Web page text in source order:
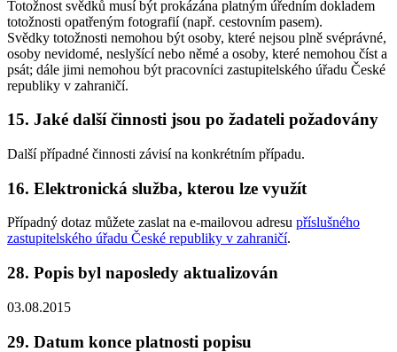
Totožnost svědků musí být prokázána platným úředním dokladem
totožnosti opatřeným fotografií (např. cestovním pasem).
Svědky totožnosti nemohou být osoby, které nejsou plně svéprávné,
osoby nevidomé, neslyšící nebo němé a osoby, které nemohou číst a
psát; dále jimi nemohou být pracovníci zastupitelského úřadu České
republiky v zahraničí.
15. Jaké další činnosti jsou po žadateli požadovány
Další případné činnosti závisí na konkrétním případu.
16. Elektronická služba, kterou lze využít
Případný dotaz můžete zaslat na e-mailovou adresu příslušného
zastupitelského úřadu České republiky v zahraničí.
28. Popis byl naposledy aktualizován
03.08.2015
29. Datum konce platnosti popisu